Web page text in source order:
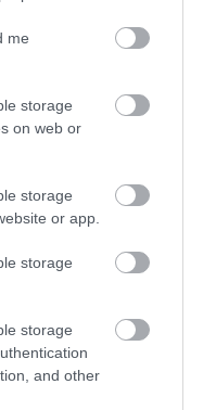
me
storage
on web or
storage
or app.
storage
storage
and other